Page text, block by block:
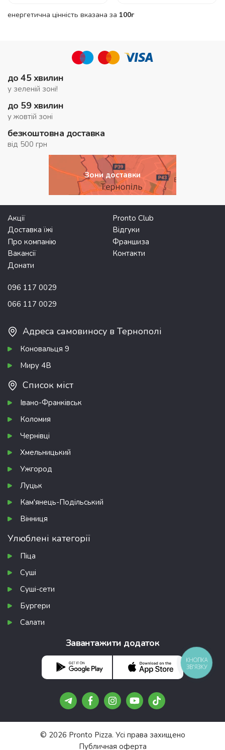
енергетична цінність вказана за 100г
до 45 хвилин
у зеленій зоні!
до 59 хвилин
у жовтій зоні
безкоштовна доставка
від 500 грн
Зони доставки
Акції
Pronto Club
Доставка їжі
Відгуки
Про компанію
Франшиза
Вакансії
Контакти
Донати
096 117 0029
066 117 0029
Адреса самовиносу в Тернополі
Коновальця 9
Миру 4В
Список міст
Івано-Франківськ
Коломия
Чернівці
Хмельницький
Ужгород
Луцьк
Кам'янець-Подільський
Вінниця
Улюблені категорії
Піца
Суші
Суші-сети
Бургери
Салати
Завантажити додаток
© 2026 Pronto Pizza. Усі права захищено
Публичная оферта
КНОПКА
ЗВ'ЯЗКУ